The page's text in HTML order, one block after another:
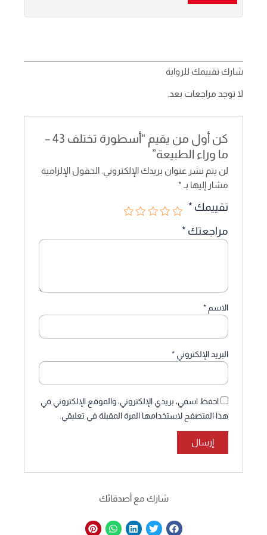
شارك تقييمك للرواية
لا توجد مراجعات بعد.
كن أول من يقيم “أسطورة تختلف 43 –
ما وراء الطبيعة”
لن يتم نشر عنوان بريدك الإلكتروني. الحقول الإلزامية
مشار إليها بـ *
تقييمك *
مراجعتك *
الاسم*
البريد الإلكتروني*
احفظ اسمي، بريدي الإلكتروني، والموقع الإلكتروني في
هذا المتصفح لاستخدامها المرة المقبلة في تعليقي.
شارك مع أصدقائك